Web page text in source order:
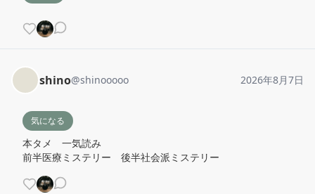
shino@shinooooo 2026年8月7日
気になる
本タメ　一気読み
前半医療ミステリー　後半社会派ミステリー